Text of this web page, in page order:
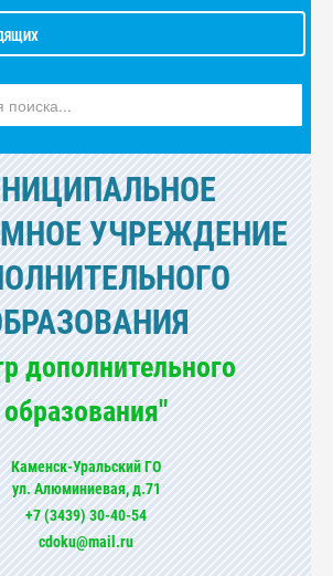
УЧРЕЖДЕНИЕ
дополнительного
образования"
Каменск-Уральский ГО
ул. Алюминиевая, д.71
+7 (3439) 30-40-54
cdoku@mail.ru